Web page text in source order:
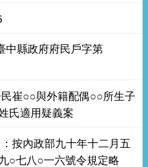
中縣政府府民戶字第
崔○○與外籍配偶○○所生子
氏適用疑義案
按內政部九十年十二月五
○七八○一六號令規定略